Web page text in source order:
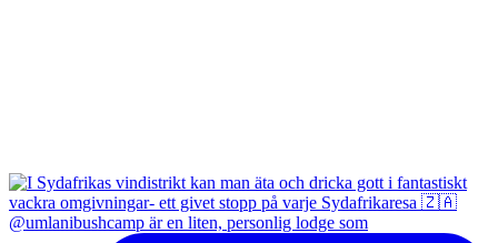
@umlanibushcamp är en liten, personlig lodge som